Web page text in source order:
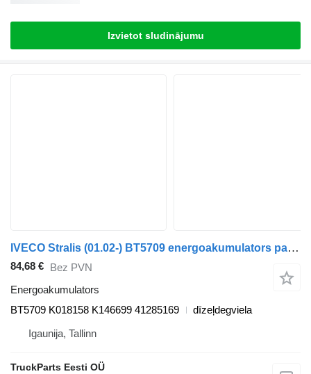
Izvietot sludinājumu
IVECO Stralis (01.02-) BT5709 energoakumulators paredzēts IVECO Stralis, Trakker (2002-) vilcēja
84,68 € Bez PVN
Energoakumulators
BT5709 K018158 K146699 41285169
dīzeļdegviela
Igaunija, Tallinn
TruckParts Eesti OÜ